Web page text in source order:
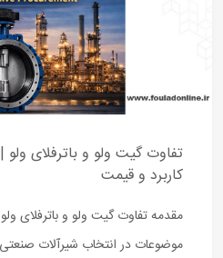
تفاوت گیت ولو و باترفلای ولو
کاربرد و قیمت
مقدمه تفاوت گیت ولو و باترفلای
موضوعات در انتخاب شیرآلات